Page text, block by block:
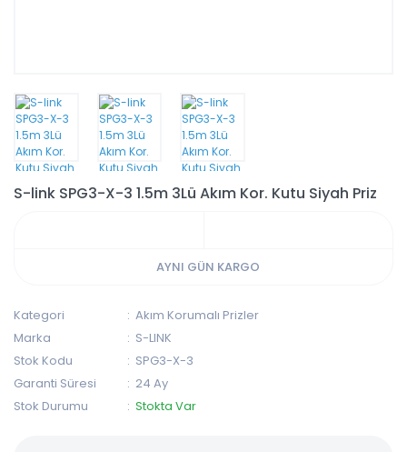
S-link SPG3-X-3 1.5m 3Lü Akım Kor. Kutu Siyah Priz
AYNI GÜN KARGO
Kategori
Akım Korumalı Prizler
Marka
S-LINK
Stok Kodu
SPG3-X-3
Garanti Süresi
24 Ay
Stok Durumu
Stokta Var